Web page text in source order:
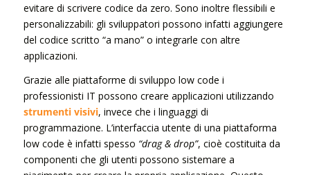
evitare di scrivere codice da zero. Sono inoltre flessibili e
personalizzabili: gli sviluppatori possono infatti aggiungere
del codice scritto “a mano” o integrarle con altre
applicazioni.
Grazie alle piattaforme di sviluppo low code i
professionisti IT possono creare applicazioni utilizzando
strumenti visivi, invece che i linguaggi di
programmazione. L’interfaccia utente di una piattaforma
low code è infatti spesso “drag & drop”, cioè costituita da
componenti che gli utenti possono sistemare a